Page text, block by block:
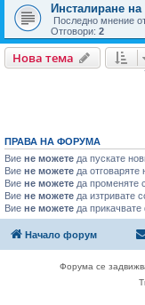
Инсталиране
Последно мнение
Отговори: 2
Нова тема
ПРАВА НА ФОРУМА
Вие не можете да пускате
Вие не можете да отговаряте
Вие не можете да променяте
Вие не можете да изтривате
Вие не можете да
Начало форум
Форума се